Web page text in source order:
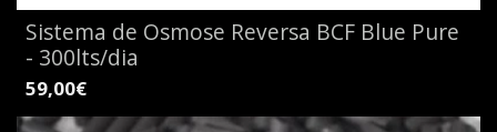
Sistema de Osmose Reversa BCF Blue Pure
- 300lts/dia
59,00€